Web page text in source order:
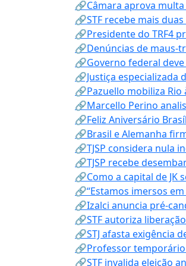
🔗Câmara aprova
🔗STF recebe mais
🔗Presidente do TRF4
🔗Denúncias de maus-
🔗Governo federal
🔗Justiça especializada
🔗Pazuello mobiliza
🔗Marcello Perino
🔗Feliz Aniversário
🔗Brasil e Alemanha
🔗TJSP considera nula
🔗TJSP recebe
🔗Como a capital de
🔗“Estamos imersos
🔗Izalci anuncia pré-
🔗STF autoriza
🔗STJ afasta exigência
🔗Professor
🔗STF invalida eleição